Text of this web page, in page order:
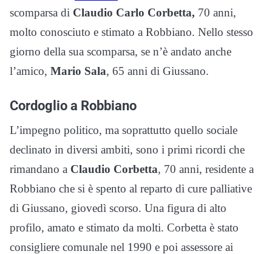
scomparsa di Claudio Carlo Corbetta, 70 anni,
molto conosciuto e stimato a Robbiano. Nello stesso
giorno della sua scomparsa, se n’è andato anche
l’amico, Mario Sala, 65 anni di Giussano.
Cordoglio a Robbiano
L’impegno politico, ma soprattutto quello sociale
declinato in diversi ambiti, sono i primi ricordi che
rimandano a Claudio Corbetta, 70 anni, residente a
Robbiano che si è spento al reparto di cure palliative
di Giussano, giovedì scorso. Una figura di alto
profilo, amato e stimato da molti. Corbetta è stato
consigliere comunale nel 1990 e poi assessore ai